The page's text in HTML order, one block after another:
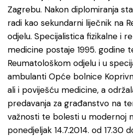
Zagrebu. Nakon diplomiranja
radi kao sekundarni liječnik na
odjelu. Specijalistica fizikalne i
medicine postaje 1995. godine
Reumatološkom odjelu i u
ambulanti Opće bolnice
ali i poviješću medicine, a
predavanja za građanstvo na
važnosti te bolesti u modernoj
ponedjeljak 14.7.2014. od 17.30